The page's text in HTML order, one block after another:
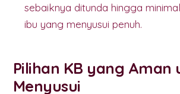
sebaiknya ditunda hingga
ibu yang menyusui penuh.
Pilihan KB yang Aman
Menyusui